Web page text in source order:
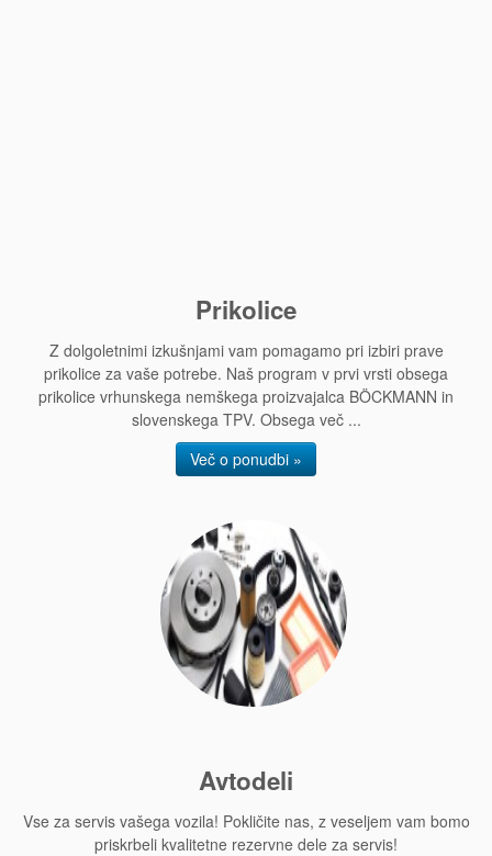
Prikolice
Z dolgoletnimi izkušnjami vam pomagamo pri izbiri prave
prikolice za vaše potrebe. Naš program v prvi vrsti obsega
prikolice vrhunskega nemškega proizvajalca BÖCKMANN in
slovenskega TPV. Obsega več ...
Več o ponudbi »
Avtodeli
Vse za servis vašega vozila! Pokličite nas, z veseljem vam bomo
priskrbeli kvalitetne rezervne dele za servis!